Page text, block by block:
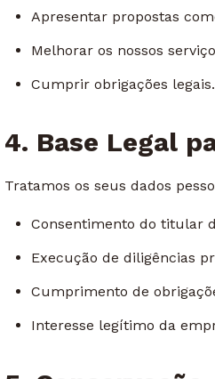
Apresentar propostas
Melhorar os nossos
Cumprir obrigações legais.
4. Base Legal
Tratamos os seus dados
Consentimento do titular
Execução de diligências
Cumprimento de
Interesse legítimo da